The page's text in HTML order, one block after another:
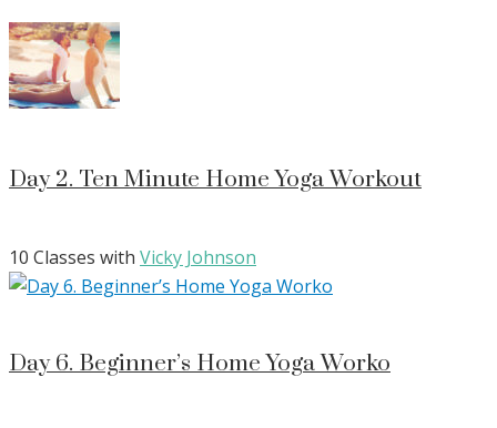
Day 2. Ten Minute Home Yoga Workout
10 Classes with Vicky Johnson
Day 6. Beginner’s Home Yoga Worko